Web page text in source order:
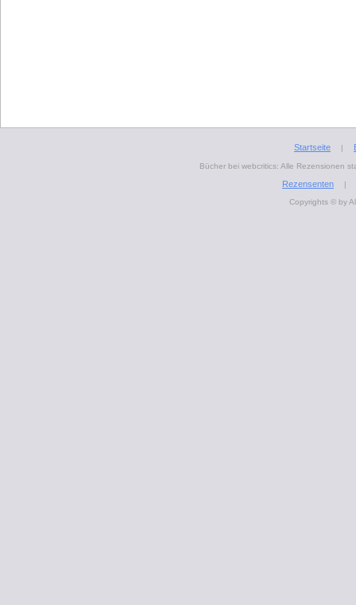
Startseite |
Bücher bei webcritics: Alle Rezensionen
Rezensenten
|
Copyrights © by